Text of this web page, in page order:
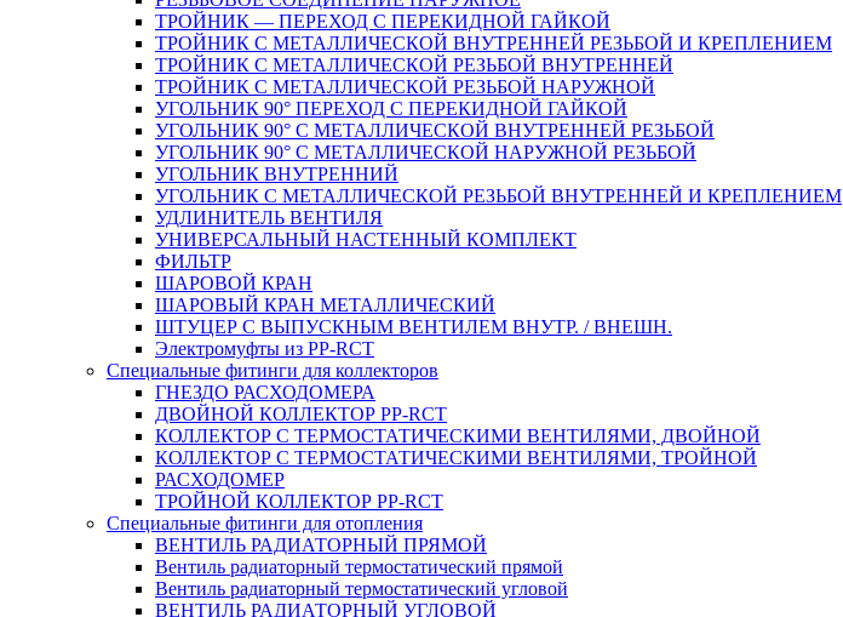
ТРОЙНИК — ПЕРЕХОД С ПЕРЕКИДНОЙ ГАЙКОЙ
ТРОЙНИК С МЕТАЛЛИЧЕСКОЙ ВНУТРЕННЕЙ РЕЗЬБОЙ И КРЕПЛЕНИЕМ
ТРОЙНИК С МЕТАЛЛИЧЕСКОЙ РЕЗЬБОЙ ВНУТРЕННЕЙ
ТРОЙНИК С МЕТАЛЛИЧЕСКОЙ РЕЗЬБОЙ НАРУЖНОЙ
УГОЛЬНИК 90° ПЕРЕХОД С ПЕРЕКИДНОЙ ГАЙКОЙ
УГОЛЬНИК 90° С МЕТАЛЛИЧЕСКОЙ ВНУТРЕННEЙ РЕЗЬБОЙ
УГОЛЬНИК 90° С МЕТАЛЛИЧЕСКОЙ НАРУЖНОЙ РЕЗЬБОЙ
УГОЛЬНИК ВНУТРЕННИЙ
УГОЛЬНИК С МЕТАЛЛИЧЕСКОЙ РЕЗЬБОЙ ВНУТРЕННЕЙ И КРЕПЛЕНИЕМ
УДЛИНИТЕЛЬ ВЕНТИЛЯ
УНИВЕРСАЛЬНЫЙ НАСТЕННЫЙ КОМПЛЕКТ
ФИЛЬТР
ШАРОВОЙ КРАН
ШАРОВЫЙ КРАН МЕТАЛЛИЧЕСКИЙ
ШТУЦЕР С ВЫПУСКНЫМ ВЕНТИЛЕМ ВНУТР. / ВНЕШН.
Электромуфты из PP-RCT
Специальные фитинги для коллекторов
ГНЕЗДО РАСХОДОМЕРА
ДВОЙНОЙ КОЛЛЕКТОР PP-RCT
КОЛЛЕКТОР С ТЕРМОСТАТИЧЕСКИМИ ВЕНТИЛЯМИ, ДВОЙНОЙ
КОЛЛЕКТОР С ТЕРМОСТАТИЧЕСКИМИ ВЕНТИЛЯМИ, ТРОЙНОЙ
РАСХОДОМЕР
ТРОЙНОЙ КОЛЛЕКТОР PP-RCT
Специальные фитинги для отопления
ВЕНТИЛЬ РАДИАТОРНЫЙ ПРЯМОЙ
Вентиль радиаторный термостатический прямой
Вентиль радиаторный термостатический угловой
ВЕНТИЛЬ РАДИАТОРНЫЙ УГЛОВОЙ